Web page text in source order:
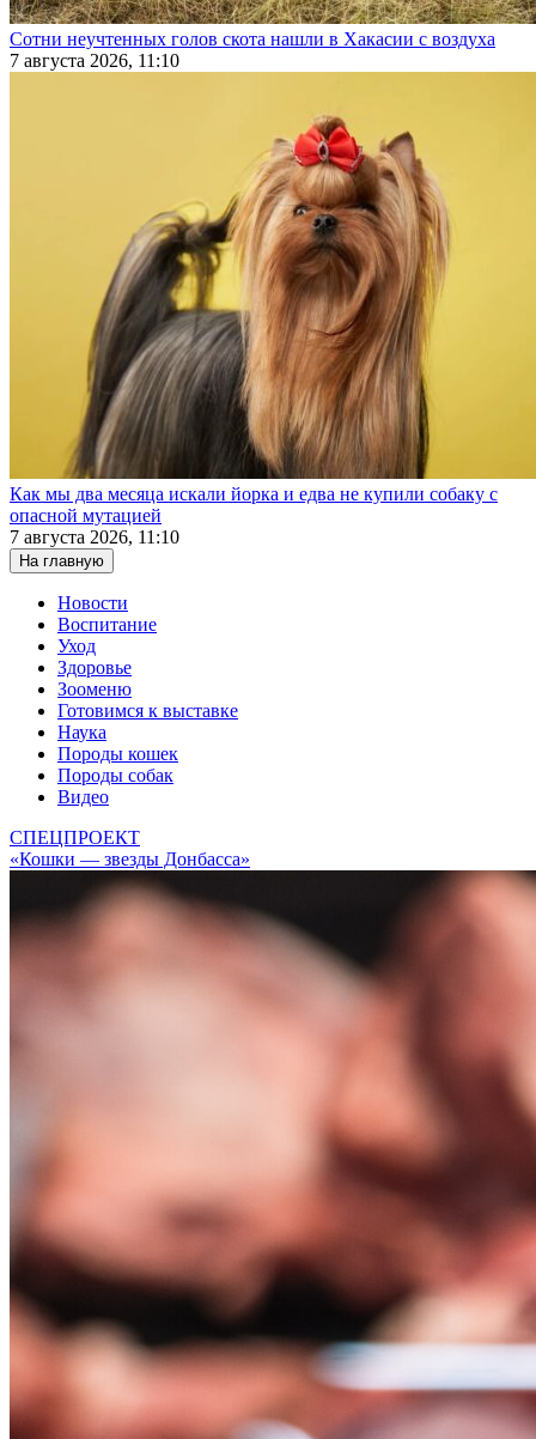
Сотни неучтенных голов скота нашли в Хакасии с воздуха
7 августа 2026, 11:10
Как мы два месяца искали йорка и едва не купили собаку с
опасной мутацией
7 августа 2026, 11:10
На главную
Новости
Воспитание
Уход
Здоровье
Зооменю
Готовимся к выставке
Наука
Породы кошек
Породы собак
Видео
СПЕЦПРОЕКТ
«Кошки — звезды Донбасса»